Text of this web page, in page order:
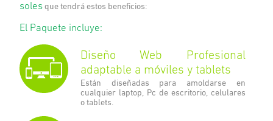
solesque tendrá estos beneficios:
El Paquete incluye:
Diseño Web Profesional
adaptable a móviles y tablets
Están diseñadas para amoldarse en
cualquier laptop, Pc de escritorio, celulares
o tablets.